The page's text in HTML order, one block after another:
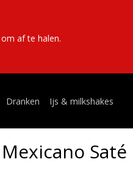
af te halen.
Dranken Ijs & milkshakes
Saté